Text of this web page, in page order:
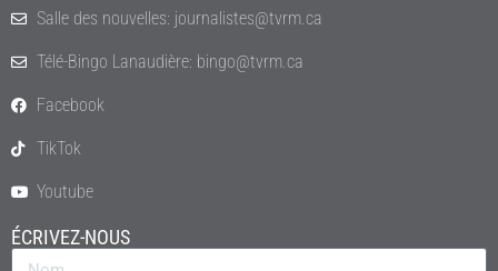
Salle des nouvelles: journalistes@tvrm.ca
Télé-Bingo Lanaudière: bingo@tvrm.ca
Facebook
TikTok
Youtube
ÉCRIVEZ-NOUS